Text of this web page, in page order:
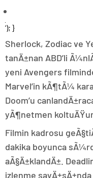
‘); }
Sherlock, Zodiac ve
tanÄ±nan ABD’li
yeni Avengers
Marvel’in kÃ¶tÃ¼
Doom’u
yÃ¶netmen
Filmin kadrosu
dakika boyunca
aÃ§Ä±klandÄ±.
izlenme